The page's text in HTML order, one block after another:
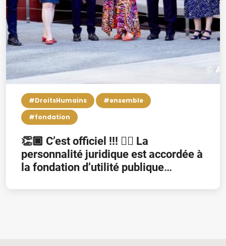
#DroitsHumains
#ensemble
#fondation
👏🏿 C’est officiel !!! 👉🏿 La
personnalité juridique est accordée à
la fondation d’utilité publique
Het is officieel !!